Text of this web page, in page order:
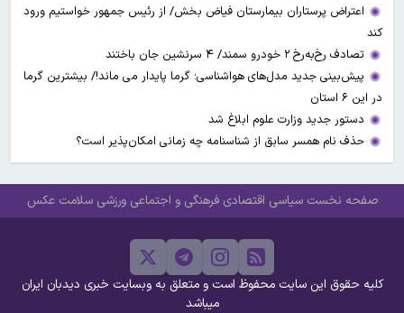
اعتراض پرستاران بیمارستان فیاض بخش/ از رئیس جمهور خواستیم ورود
کند
تصادف رخ‌به‌رخ ۲ خودرو سمند/ ۴ سرنشین جان باختند
پیش‌بینی جدید مدل‌های هواشناسی؛ گرما پایدار می ماند!/ بیشترین گرما
در این ۶ استان
دستور جدید وزارت علوم ابلاغ شد
حذف نام همسر سابق از شناسنامه چه زمانی امکان‌پذیر است؟
صفحه نخست سیاسی اقتصادی فرهنگی و اجتماعی ورزشی سلامت عکس
کلیه حقوق این سایت محفوظ است و متعلق به وبسایت خبری دیدبان ایران
میباشد